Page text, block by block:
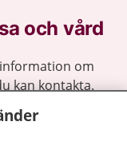
och vård
om
kan kontakta.
för